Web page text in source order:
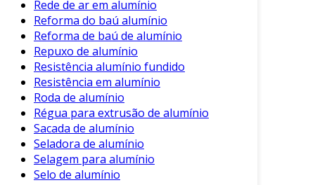
Rede de ar em alumínio
Reforma do baú alumínio
Reforma de baú de alumínio
Repuxo de alumínio
Resistência alumínio fundido
Resistência em alumínio
Roda de alumínio
Régua para extrusão de alumínio
Sacada de alumínio
Seladora de alumínio
Selagem para alumínio
Selo de alumínio